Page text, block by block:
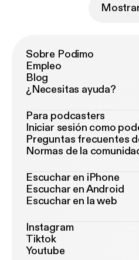
Sobre Podimo
Empleo
Blog
¿Necesitas ayuda?
Para podcasters
Iniciar sesión como
Preguntas frecuentes
Normas de la
Escuchar en iPhone
Escuchar en Android
Escuchar en la web
Instagram
Tiktok
Youtube